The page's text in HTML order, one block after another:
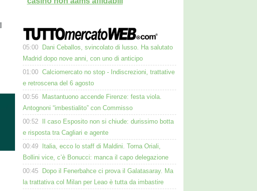
05:00
Dani Ceballos, svincolato di lusso. Ha salutato
Madrid dopo nove anni, con uno di anticipo
01:00 Calciomercato no stop - Indiscrezioni, trattative
e retroscena del 6 agosto
00:56
Mastantuono accende Firenze: festa viola.
Antognoni “imbestialito” con Commisso
00:52
Il caso Esposito non si chiude: durissimo botta
e risposta tra Cagliari e agente
00:49
Italia, ecco lo staff di Maldini. Torna Oriali,
Bollini vice, c’è Bonucci: manca il capo delegazione
00:45
Dopo il Fenerbahce ci prova il Galatasaray. Ma
la trattativa col Milan per Leao è tutta da imbastire